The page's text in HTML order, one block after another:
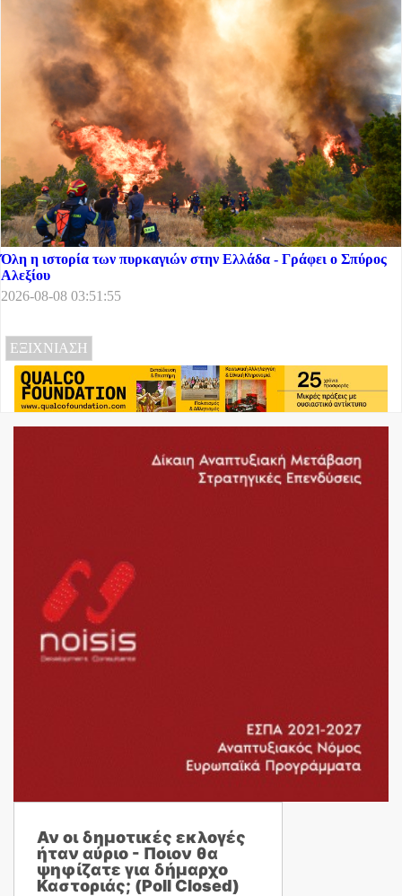
Όλη η ιστορία των πυρκαγιών στην Ελλάδα - Γράφει ο Σπύρος
Αλεξίου
2026-08-08 03:51:55
ΕΞΙΧΝΙΑΣΗ
Αν οι δημοτικές εκλογές
ήταν αύριο - Ποιον θα
ψηφίζατε για δήμαρχο
Καστοριάς; (Poll Closed)